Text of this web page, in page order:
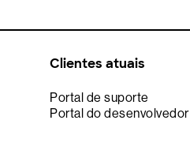
Clientes atuais
Portal de suporte
Portal do desenvolvedor